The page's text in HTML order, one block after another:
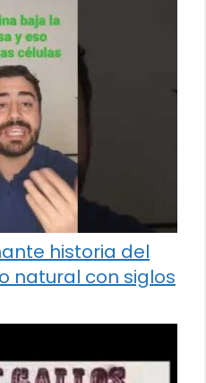
historia del
natural con siglos